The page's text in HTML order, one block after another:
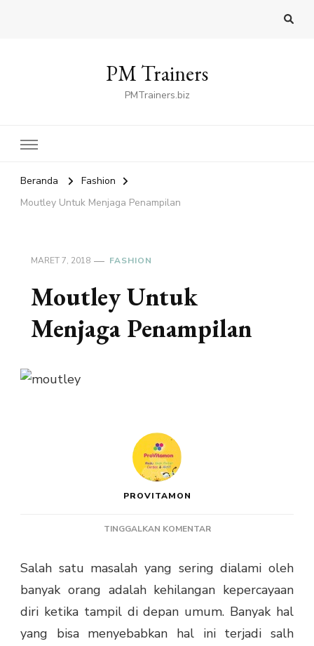
PM Trainers
PMTrainers.biz
Beranda
Fashion
Moutley Untuk Menjaga Penampilan
MARET 7, 2018 FASHION
Moutley Untuk
Menjaga Penampilan
PROVITAMON
TINGGALKAN KOMENTARPADA
MENJAGA
PENAMPILAN
Salah satu masalah yang sering dialami oleh
banyak orang adalah kehilangan kepercayaan
diri ketika tampil di depan umum. Banyak hal
yang bisa menyebabkan hal ini terjadi salh